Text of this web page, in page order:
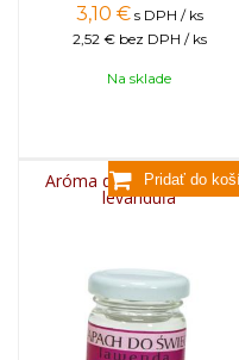
3,10 € s DPH / ks
2,52 € bez DPH / ks
Na sklade
Aróma do sviečok, 25g -
levanduľa